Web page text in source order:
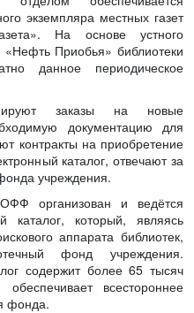
экземпляра местных газет
На основе устного
Приобья» библиотеки
данное периодическое
заказы на новые
документацию для
контракты на приобретение
каталог, отвечают за
учреждения.
организован и ведётся
каталог, который, являясь
аппарата библиотек,
фонд учреждения.
содержит более 65 тысяч
всестороннее
фонда.